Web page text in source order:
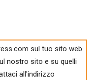
sul tuo sito web
nostro sito e su quelli
all'indirizzo